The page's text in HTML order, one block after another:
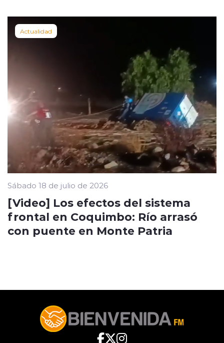
Actualidad
Sábado 18 de julio de 2026
[Video] Los efectos del sistema
frontal en Coquimbo: Río arrasó
con puente en Monte Patria